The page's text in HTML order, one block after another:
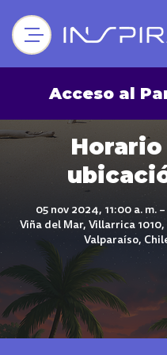
Acceso al
Horario
05 nov 2024, 11:00 a. m.
Viña del Mar, Villarrica
Valparaíso,